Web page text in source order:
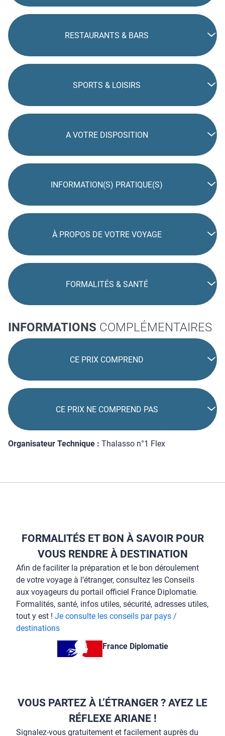
RESTAURANTS & BARS
SPORTS & LOISIRS
A VOTRE DISPOSITION
INFORMATION(S) PRATIQUE(S)
À PROPOS DE VOTRE VOYAGE
FORMALITÉS & SANTÉ
INFORMATIONS COMPLÉMENTAIRES
CE PRIX COMPREND
CE PRIX NE COMPREND PAS
Organisateur Technique : Thalasso n°1 Flex
FORMALITÉS ET BON À SAVOIR POUR
VOUS RENDRE À DESTINATION
Afin de faciliter la préparation et le bon déroulement
de votre voyage à l’étranger, consultez les Conseils
aux voyageurs du portail officiel France Diplomatie.
Formalités, santé, infos utiles, sécurité, adresses utiles,
tout y est ! Je consulte les conseils par pays /
destinations
France Diplomatie
VOUS PARTEZ À L’ÉTRANGER ? AYEZ LE
RÉFLEXE ARIANE !
Signalez-vous gratuitement et facilement auprès du